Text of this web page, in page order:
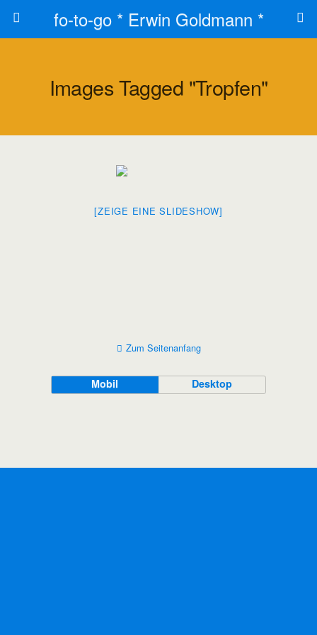
fo-to-go * Erwin Goldmann *
Images Tagged "tropfen"
[ZEIGE EINE SLIDESHOW]
Zum Seitenanfang
Mobil Desktop